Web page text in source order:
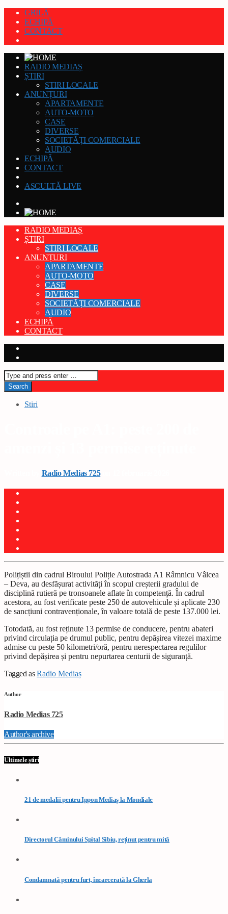
GRILĂ
ECHIPĂ
CONTACT
RADIO MEDIAȘ
ȘTIRI
STIRI LOCALE
ANUNȚURI
APARTAMENTE
AUTO-MOTO
CASE
DIVERSE
SOCIETĂȚI COMERCIALE
AUDIO
ECHIPĂ
CONTACT
ASCULTĂ LIVE
RADIO MEDIAȘ
ȘTIRI
STIRI LOCALE
ANUNȚURI
APARTAMENTE
AUTO-MOTO
CASE
DIVERSE
SOCIETĂȚI COMERCIALE
AUDIO
ECHIPĂ
CONTACT
Stiri
Radio Medias 725on 12 februarie 2026
Polițiștii din cadrul Biroului Poliție Autostrada A1 Râmnicu Vâlcea
– Deva, au desfășurat activități în scopul creșterii gradului de
disciplină rutieră pe tronsoanele aflate în competență. În cadrul
acestora, au fost verificate peste 250 de autovehicule și aplicate 230
de sancțiuni contravenționale, în valoare totală de peste 137.000 lei.
Totodată, au fost reținute 13 permise de conducere, pentru abateri
privind circulația pe drumul public, pentru depășirea vitezei maxime
admise cu peste 50 kilometri/oră, pentru nerespectarea regulilor
privind depășirea și pentru nepurtarea centurii de siguranță.
Tagged asRadio Mediaș
Author
Radio Medias 725
Author's archive
Ultimele știri
21 de medalii pentru Ippon Mediaș la Mondiale
Directorul Căminului Spital Sibiu, reținut pentru mită
Condamnată pentru furt, încarcerată la Gherla